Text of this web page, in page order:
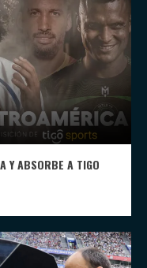
Y ABSORBE A TIGO